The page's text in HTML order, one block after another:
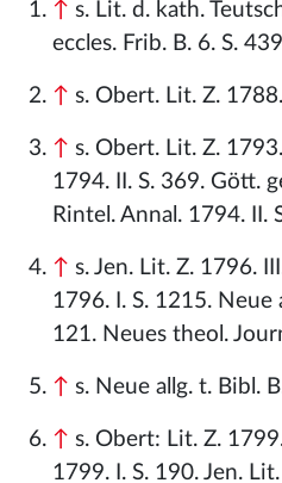
↑ s. Lit. d. kath.
eccles. Frib. B. 6. S.
↑ s. Obert. Lit. Z.
↑ s. Obert. Lit. Z.
1794. II. S. 369. Gött.
Rintel. Annal. 1794. II.
↑ s. Jen. Lit. Z. 1796.
1796. I. S. 1215. Neue
121. Neues theol.
↑ s. Neue allg. t. Bibl.
↑ s. Obert: Lit. Z.
1799. I. S. 190. Jen.